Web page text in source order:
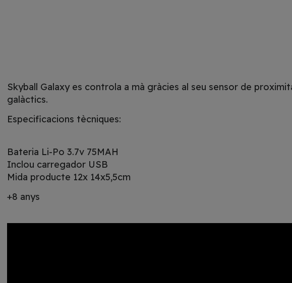
Skyball Galaxy es controla a mà gràcies al seu sensor de
galàctics.
Especificacions tècniques:
Bateria Li-Po 3.7v 75MAH
Inclou carregador USB
Mida producte 12x 14x5,5cm
+8 anys